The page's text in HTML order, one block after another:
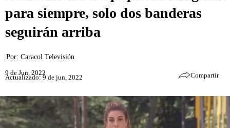
para siempre, solo dos banderas
seguirán arriba
Por: Caracol Televisión
9 de Jun, 2022
Actualizado: 9 de jun, 2022 Compartir